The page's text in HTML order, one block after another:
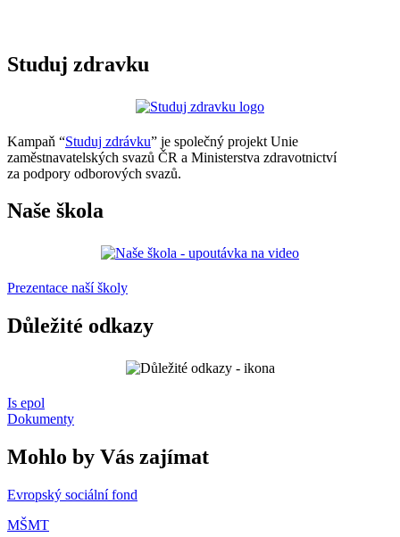
Studuj zdravku
Kampaň “Studuj zdrávku” je společný projekt Unie
zaměstnavatelských svazů ČR a Ministerstva zdravotnictví
za podpory odborových svazů.
Naše škola
Prezentace naší školy
Důležité odkazy
Is epol
Dokumenty
Mohlo by Vás zajímat
Evropský sociální fond
MŠMT